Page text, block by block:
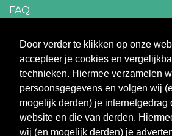
Door verder te klikken op onze
accepteer je cookies en
technieken. Hiermee verzamelen
persoonsgegevens en volgen wij
mogelijk derden) je internetgedrag
website en die van derden.
wij (en mogelijk derden) je
FAQ
Contact
info@travelbazaar.nl
Betaal veilig